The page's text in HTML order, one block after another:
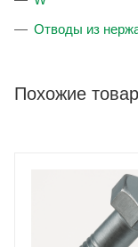
Отводы из
Похожие